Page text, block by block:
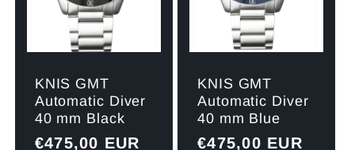
KNIS GMT
Automatic Diver
40 mm Black
Normaler
€475,00 EUR
KNIS GMT
Automatic Diver
40 mm Blue
Normaler
€475,00 EUR